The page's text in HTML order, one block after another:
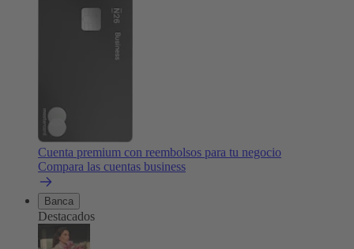
Cuenta premium con reembolsos para tu negocio
Compara las cuentas business
Banca
Destacados